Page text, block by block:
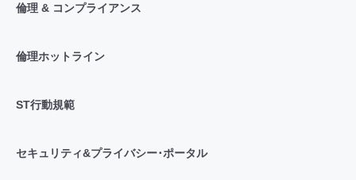
倫理 & コンプライアンス
倫理ホットライン
ST行動規範
セキュリティ&プライバシー･ポータル